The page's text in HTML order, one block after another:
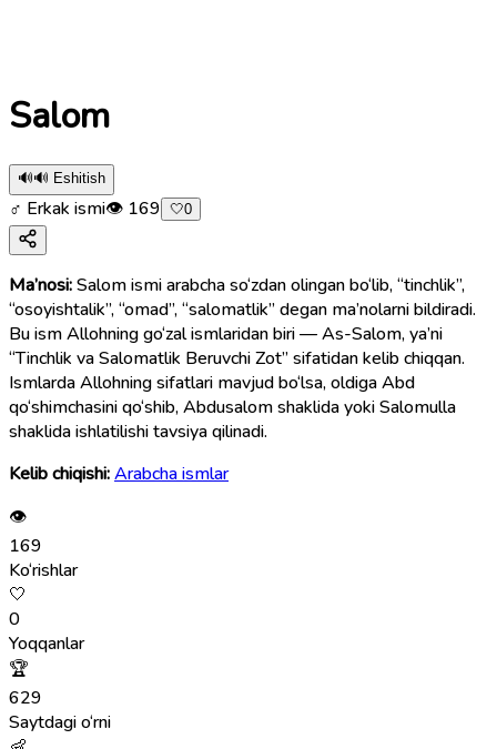
Salom
🔊🔊 Eshitish
♂ Erkak ismi👁 169 🤍0
Ma’nosi:Salom ismi arabcha so‘zdan olingan bo‘lib, “tinchlik”,
“osoyishtalik”, “omad”, “salomatlik” degan ma’nolarni bildiradi.
Bu ism Allohning go‘zal ismlaridan biri — As-Salom, ya’ni
“Tinchlik va Salomatlik Beruvchi Zot” sifatidan kelib chiqqan.
Ismlarda Allohning sifatlari mavjud bo‘lsa, oldiga Abd
qo‘shimchasini qo‘shib, Abdusalom shaklida yoki Salomulla
shaklida ishlatilishi tavsiya qilinadi.
Kelib chiqishi:Arabcha ismlar
👁
169
Ko‘rishlar
🤍
0
Yoqqanlar
🏆
629
Saytdagi o‘rni